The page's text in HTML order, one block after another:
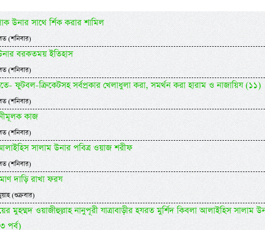
উনার সাথে র্শিক করার শামিল
(শনিবার)
বরকতময় ইতিহাস
(শনিবার)
ফুটবল-ক্রিকেটসহ সর্বপ্রকার খেলাধুলা করা, সমর্থন করা হারাম ও নাজায়িয (১১)
(শনিবার)
কাজ
(শনিবার)
সালাম উনার পবিত্র ওয়াজ শরীফ
(শনিবার)
দাড়ি রাখা ফরয
(শুক্রবার)
ওয়াজীহুল্লাহ নানুপূরী যাত্রাবাড়ীর হযরত মুর্শিদ কিবলা আলাইহিস সালাম
পর্ব)